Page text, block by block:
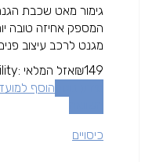
גימור מאט שכבת
המספק אחיזה טובה
מגנט לרכב עיצוב
₪149
אזל המלאי
הוסף
כיסויים